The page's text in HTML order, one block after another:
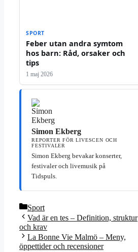
SPORT
Feber utan andra symtom
hos barn: Råd, orsaker och
tips
1 maj 2026
Simon Ekberg
REPORTER FÖR LIVESCEN OCH
FESTIVALER
Simon Ekberg bevakar konserter,
festivaler och livemusik på
Tidspuls.
Kategorier
Sport
Vad är en tes – Definition, struktur
och krav
La Bonne Vie Malmö – Meny,
öppettider och recensioner